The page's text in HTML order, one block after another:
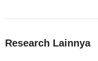
Research Lainnya